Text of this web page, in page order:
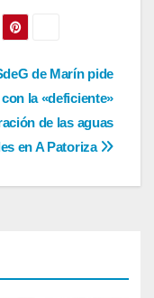
de Marín pide
la «deficiente»
de las aguas
en A Patoriza